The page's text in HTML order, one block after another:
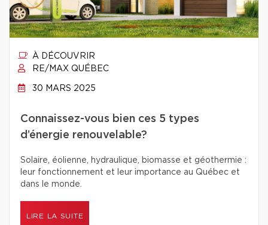
À DÉCOUVRIR
RE/MAX QUÉBEC
30 MARS 2025
Connaissez-vous bien ces 5 types
d’énergie renouvelable?
Solaire, éolienne, hydraulique, biomasse et géothermie :
leur fonctionnement et leur importance au Québec et
dans le monde.
LIRE LA SUITE